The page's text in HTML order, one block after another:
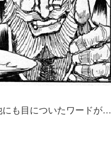
にも目についたワードが…